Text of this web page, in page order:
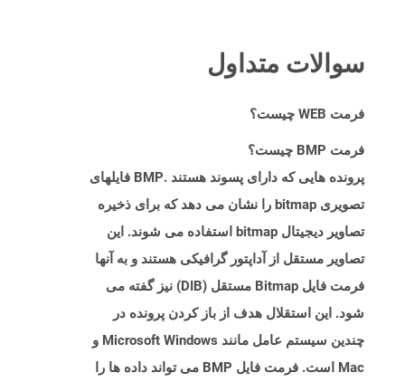
سوالات متداول
فرمت WEB چیست؟
فرمت BMP چیست؟
پرونده هایی که دارای پسوند هستند .BMP فایلهای
تصویری bitmap را نشان می دهد که برای ذخیره
تصاویر دیجیتال bitmap استفاده می شوند. این
تصاویر مستقل از آداپتور گرافیکی هستند و به آنها
فرمت فایل Bitmap مستقل (DIB) نیز گفته می
شود. این استقلال هدف از باز کردن پرونده در
چندین سیستم عامل مانند Microsoft Windows و
Mac است. فرمت فایل BMP می تواند داده ها را